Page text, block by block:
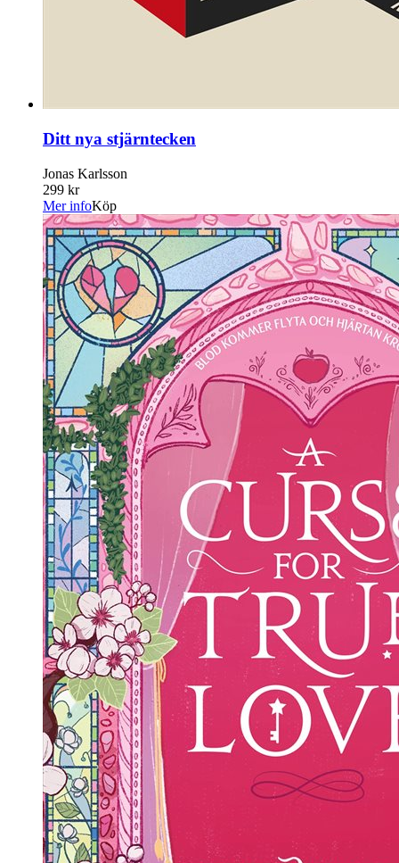
Ditt nya stjärntecken
Jonas Karlsson
299 kr
Mer infoKöp